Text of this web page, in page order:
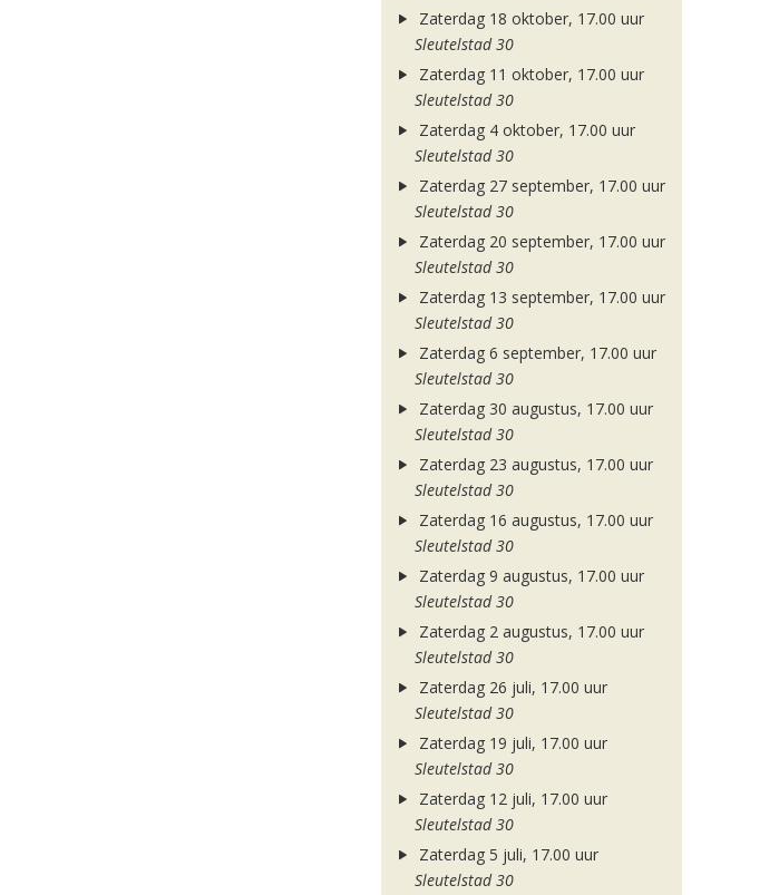
Zaterdag 18 oktober, 17.00 uur
Sleutelstad 30
Zaterdag 11 oktober, 17.00 uur
Sleutelstad 30
Zaterdag 4 oktober, 17.00 uur
Sleutelstad 30
Zaterdag 27 september, 17.00 uur
Sleutelstad 30
Zaterdag 20 september, 17.00 uur
Sleutelstad 30
Zaterdag 13 september, 17.00 uur
Sleutelstad 30
Zaterdag 6 september, 17.00 uur
Sleutelstad 30
Zaterdag 30 augustus, 17.00 uur
Sleutelstad 30
Zaterdag 23 augustus, 17.00 uur
Sleutelstad 30
Zaterdag 16 augustus, 17.00 uur
Sleutelstad 30
Zaterdag 9 augustus, 17.00 uur
Sleutelstad 30
Zaterdag 2 augustus, 17.00 uur
Sleutelstad 30
Zaterdag 26 juli, 17.00 uur
Sleutelstad 30
Zaterdag 19 juli, 17.00 uur
Sleutelstad 30
Zaterdag 12 juli, 17.00 uur
Sleutelstad 30
Zaterdag 5 juli, 17.00 uur
Sleutelstad 30